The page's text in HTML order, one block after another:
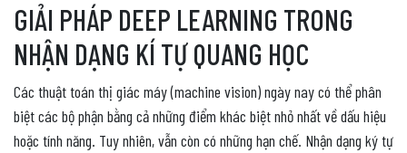
GIẢI PHÁP DEEP LEARNING TRONG
NHẬN DẠNG KÍ TỰ QUANG HỌC
Các thuật toán thị giác máy (machine vision) ngày nay có thể phân
biệt các bộ phận bằng cả những điểm khác biệt nhỏ nhất về dấu hiệu
hoặc tính năng. Tuy nhiên, vẫn còn có những hạn chế. Nhận dạng ký tự